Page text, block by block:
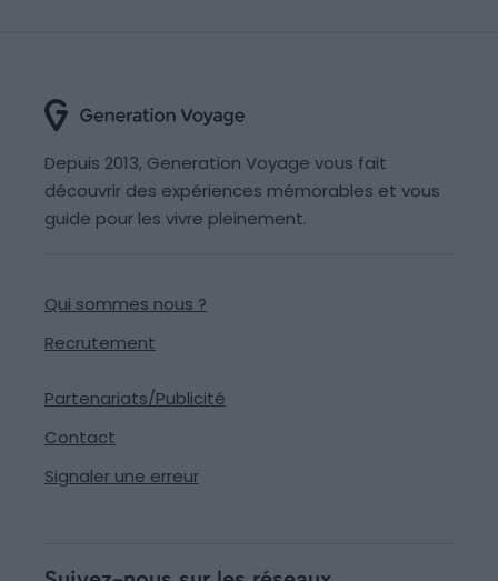
Depuis 2013, Generation Voyage vous fait
découvrir des expériences mémorables et vous
guide pour les vivre pleinement.
Qui sommes nous ?
Recrutement
Partenariats/Publicité
Contact
Signaler une erreur